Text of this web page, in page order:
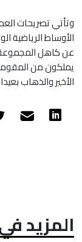
​وتأتي تصريحات
الأوساط الرياضية
عن كاهل
يملكون من
الأخير والذهاب
المزيد